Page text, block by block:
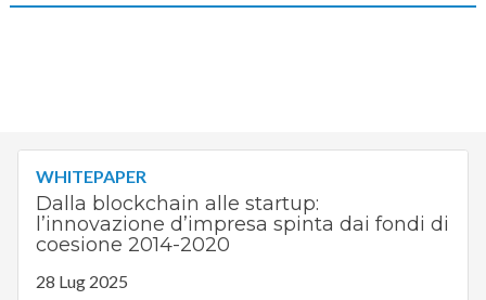
WHITEPAPER
Dalla blockchain alle startup:
l’innovazione d’impresa spinta dai fondi di
coesione 2014-2020
28 Lug 2025